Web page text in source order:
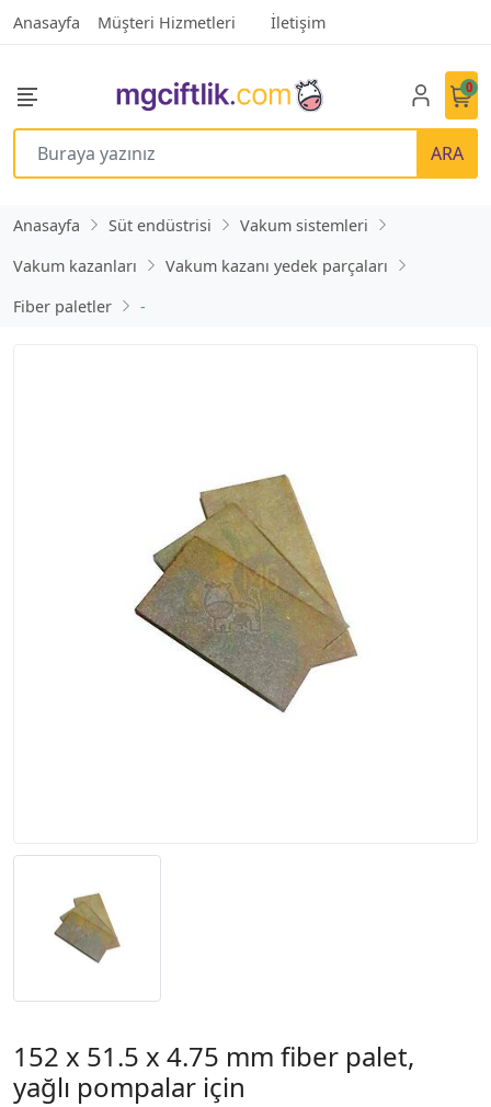
Anasayfa Müşteri Hizmetleri İletişim
ARA
0
Anasayfa Süt endüstrisi
Vakum sistemleri
Vakum kazanları
Vakum kazanı yedek parçaları
Fiber paletler
-
152 x 51.5 x 4.75 mm fiber palet,
yağlı pompalar için